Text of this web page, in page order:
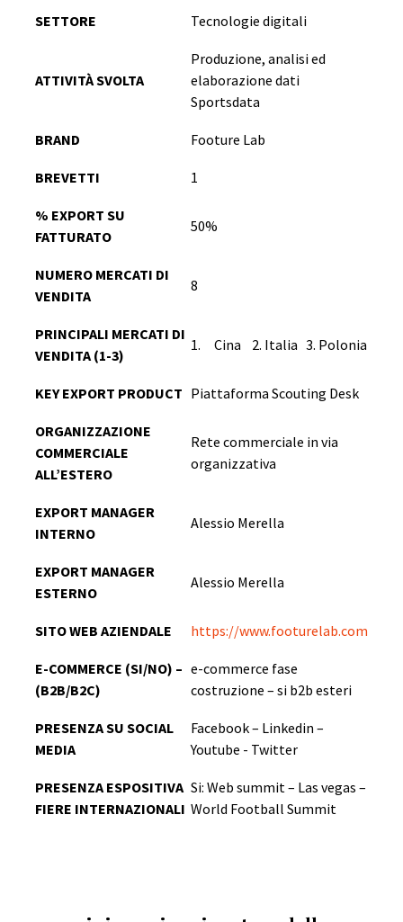
SETTORE Tecnologie digitali
ATTIVITÀ SVOLTA
Produzione, analisi ed
elaborazione dati
Sportsdata
BRAND Footure Lab
BREVETTI 1
% EXPORT SU
FATTURATO
50%
NUMERO MERCATI DI
VENDITA
8
PRINCIPALI MERCATI DI
VENDITA (1-3)
1. Cina 2. Italia 3. Polonia
KEY EXPORT PRODUCT Piattaforma Scouting Desk
ORGANIZZAZIONE
COMMERCIALE
ALL’ESTERO
Rete commerciale in via
organizzativa
EXPORT MANAGER
INTERNO
Alessio Merella
EXPORT MANAGER
ESTERNO
Alessio Merella
SITO WEB AZIENDALE https://www.footurelab.com
E-COMMERCE (SI/NO) –
(B2B/B2C)
e-commerce fase
costruzione – si b2b esteri
PRESENZA SU SOCIAL
MEDIA
Facebook – Linkedin –
Youtube - Twitter
PRESENZA ESPOSITIVA
FIERE INTERNAZIONALI
Si: Web summit – Las vegas –
World Football Summit